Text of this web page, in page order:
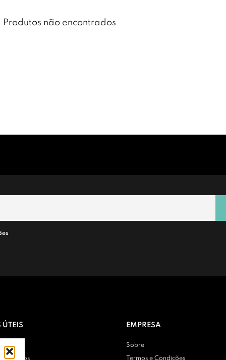
Produtos não encontrados
ÚTEIS
e Envios
EMPRESA
Sobre
Termos e Condições